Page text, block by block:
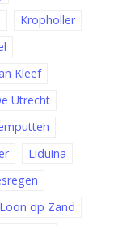
Kropholler
Kleef
Utrecht
Liduina
Loon op Zand